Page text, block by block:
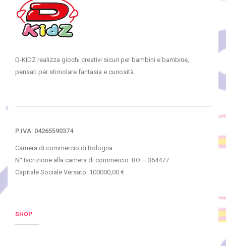
D-KIDZ realizza giochi creativi sicuri per bambini e bambine,
pensati per stimolare fantasia e curiosità.
P.IVA: 04265590374
Camera di commercio di Bologna
N° Iscrizione alla camera di commercio: BO – 364477
Capitale Sociale Versato: 100000,00 €
SHOP